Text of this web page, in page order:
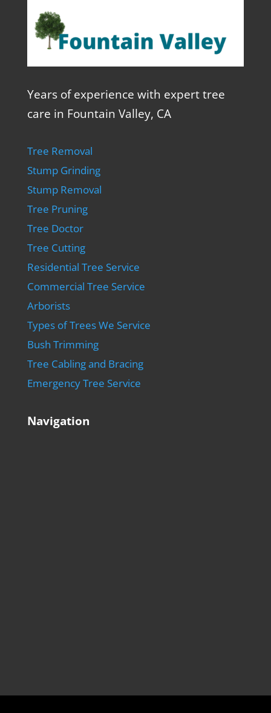
Years of experience with expert tree
care in Fountain Valley, CA
Tree Removal
Stump Grinding
Stump Removal
Tree Pruning
Tree Doctor
Tree Cutting
Residential Tree Service
Commercial Tree Service
Arborists
Types of Trees We Service
Bush Trimming
Tree Cabling and Bracing
Emergency Tree Service
Navigation